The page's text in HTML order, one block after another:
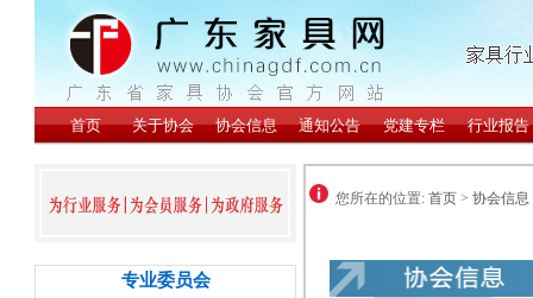
您所在的位置: 首页 > 协会信息